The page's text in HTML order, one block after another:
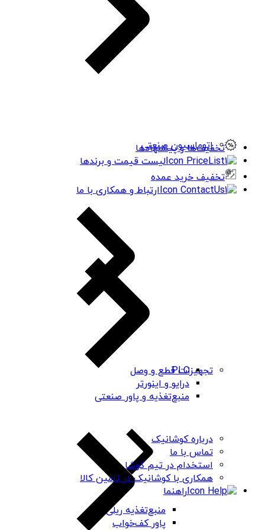
اتوماسیون صنعتی
PLC
درایو و اینورتر
منبع‌تغذیه و پاور صنعتی
منبع‌تغذیه ریلی
پاور کف‌خواب
تجهیزات قطع و وصل
تخفیف‌ها و پیشنهادها
لیست قیمت و برندها
تخفیف خرید عمده
ارتباط و همکاری با ما
درباره کوشانیک
تماس با ما
استخدام در تیم کوشا
همکاری با کوشانیک در تامین کالا
راهنما